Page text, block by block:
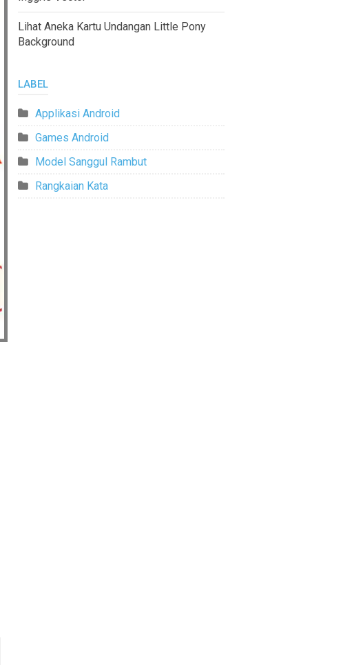
Lihat Aneka Kartu Undangan Little Pony
Background
LABEL
Applikasi Android
Games Android
Model Sanggul Rambut
Rangkaian Kata